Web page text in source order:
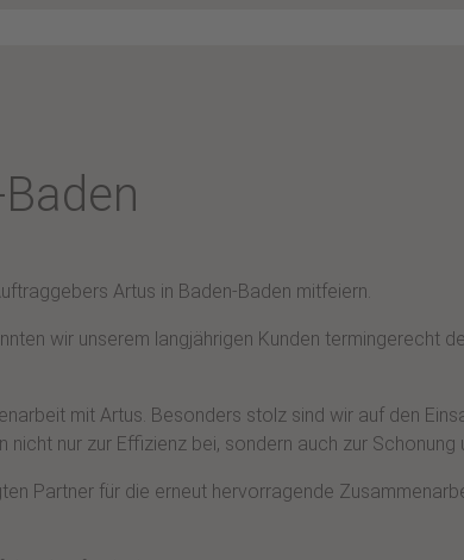
Artus in Baden-Baden mitfeiern.
wir unserem langjährigen Kunden termingerecht
mit Artus. Besonders stolz sind wir auf den
nur zur Effizienz bei, sondern auch zur Schonung
Partner für die erneut hervorragende